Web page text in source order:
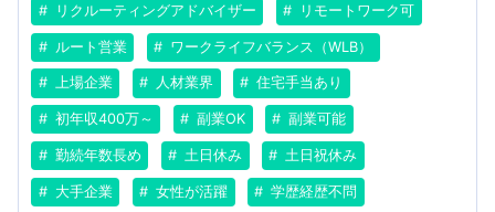
リクルーティングアドバイザー リモートワーク可
ルート営業 ワークライフバランス（WLB）
上場企業 人材業界 住宅手当あり
初年収400万～ 副業OK 副業可能
勤続年数長め 土日休み 土日祝休み
大手企業 女性が活躍 学歴経歴不問